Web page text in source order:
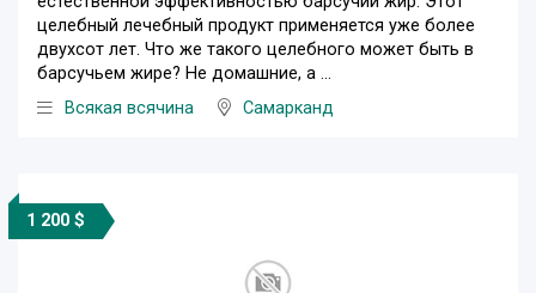
целебный лечебный продукт применяется уже более
двухсот лет. Что же такого целебного может быть в
барсучьем жире? Не домашние, а ...
Всякая всячина
Самарканд
1 200 $